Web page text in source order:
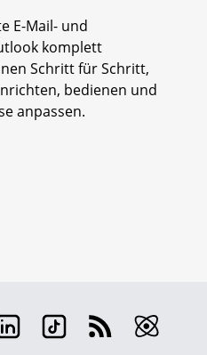
E-Mail- und
komplett
Schritt für Schritt,
bedienen und
anpassen.